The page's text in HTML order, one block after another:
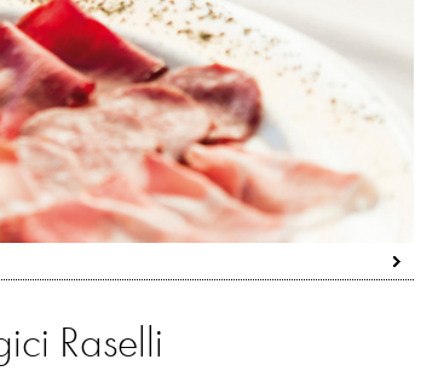
Raselli